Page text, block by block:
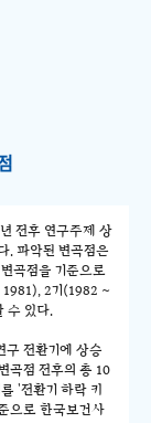
전후 연구주제 상
. 파악된 변곡점은
곡점을 기준으로
1981), 2기(1982 ~
수 있다.
구 전환기에 상승
곡점 전후의 총 10
'전환기 하락 키
으로 한국보건사